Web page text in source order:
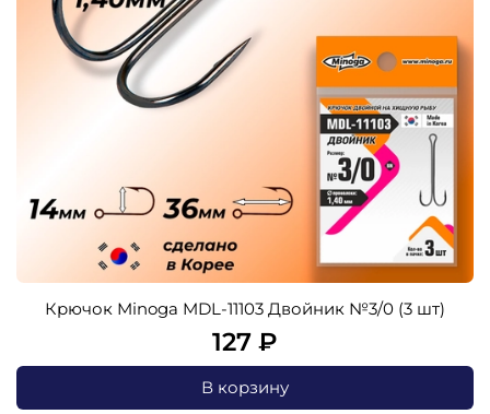
Крючок Minoga MDL-11103 Двойник №3/0 (3 шт)
127 ₽
В корзину